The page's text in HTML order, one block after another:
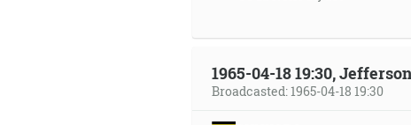
1965-04-18 19:30,
Broadcasted: 1965-04-18 19:30